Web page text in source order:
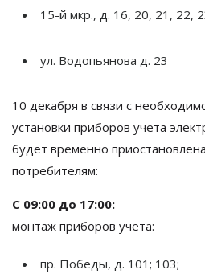
15-й мкр., д. 16, 20, 21, 22,
ул. Водопьянова д. 23
10 декабря в связи с
установки приборов учета
будет временно
потребителям:
С 09:00 до 17:00:
монтаж приборов учета:
пр. Победы, д. 101; 103;